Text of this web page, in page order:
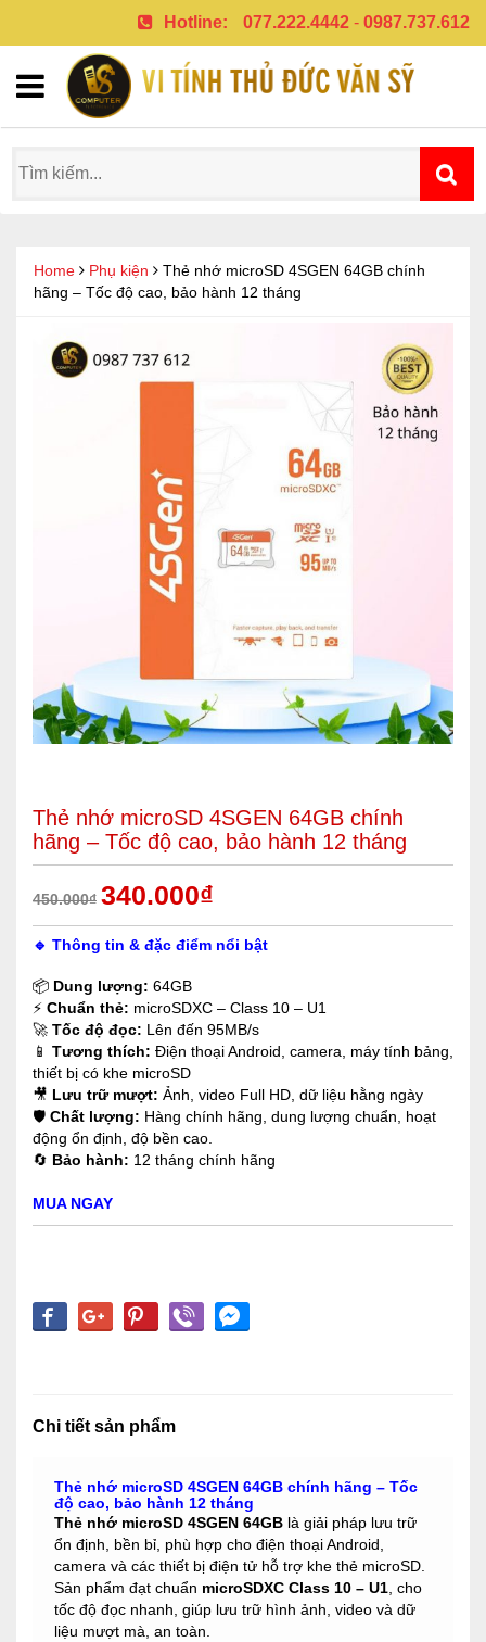
Hotline: 077.222.4442 - 0987.737.612
Home Phụ kiện
Thẻ nhớ microSD 4SGEN 64GB chính
hãng – Tốc độ cao, bảo hành 12 tháng
Thẻ nhớ microSD 4SGEN 64GB chính
hãng – Tốc độ cao, bảo hành 12 tháng
450.000₫ 340.000₫
🔹 Thông tin & đặc điểm nổi bật
📦 Dung lượng: 64GB
⚡ Chuẩn thẻ: microSDXC – Class 10 – U1
🚀 Tốc độ đọc: Lên đến 95MB/s
📱 Tương thích: Điện thoại Android, camera, máy tính bảng,
thiết bị có khe microSD
🎥 Lưu trữ mượt: Ảnh, video Full HD, dữ liệu hằng ngày
🛡️ Chất lượng: Hàng chính hãng, dung lượng chuẩn, hoạt
động ổn định, độ bền cao.
🔄 Bảo hành: 12 tháng chính hãng
MUA NGAY
Chi tiết sản phẩm
Thẻ nhớ microSD 4SGEN 64GB chính hãng – Tốc
độ cao, bảo hành 12 tháng
Thẻ nhớ microSD 4SGEN 64GB là giải pháp lưu trữ
ổn định, bền bỉ, phù hợp cho điện thoại Android,
camera và các thiết bị điện tử hỗ trợ khe thẻ microSD.
Sản phẩm đạt chuẩn microSDXC Class 10 – U1, cho
tốc độ đọc nhanh, giúp lưu trữ hình ảnh, video và dữ
liệu mượt mà, an toàn.